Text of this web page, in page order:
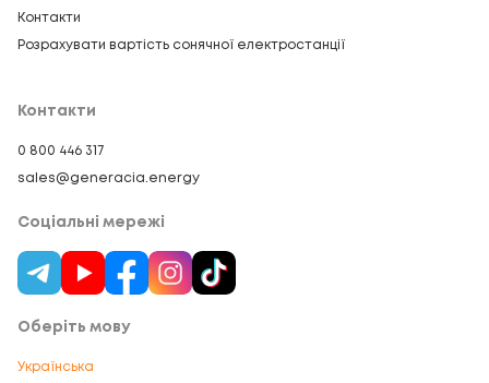
Контакти
Розрахувати вартість сонячної електростанції
Контакти
0 800 446 317
sales@generacia.energy
Соціальні мережі
Оберіть мову
Українська